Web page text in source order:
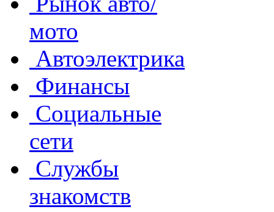
мото
Автоэлектрика
Финансы
Социальные
сети
Службы
знакомств